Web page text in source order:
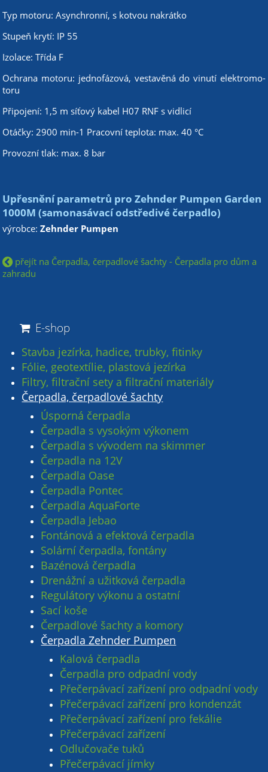
Typ motoru: Asynchronní, s kotvou nakrátko
Stupeň krytí: IP 55
Izolace: Třída F
Ochrana motoru: jednofázová, vestavěná do vinutí elektromo-
toru
Připojení: 1,5 m síťový kabel H07 RNF s vidlicí
Otáčky: 2900 min-1 Pracovní teplota: max. 40 °C
Provozní tlak: max. 8 bar
Upřesnění parametrů pro Zehnder Pumpen Garden
1000M (samonasávací odstředivé čerpadlo)
výrobce:Zehnder Pumpen
přejít na Čerpadla, čerpadlové šachty - Čerpadla pro dům a
zahradu
E-shop
Stavba jezírka, hadice, trubky, fitinky
Fólie, geotextílie, plastová jezírka
Filtry, filtrační sety a filtrační materiály
Čerpadla, čerpadlové šachty
Úsporná čerpadla
Čerpadla s vysokým výkonem
Čerpadla s vývodem na skimmer
Čerpadla na 12V
Čerpadla Oase
Čerpadla Pontec
Čerpadla AquaForte
Čerpadla Jebao
Fontánová a efektová čerpadla
Solární čerpadla, fontány
Bazénová čerpadla
Drenážní a užitková čerpadla
Regulátory výkonu a ostatní
Sací koše
Čerpadlové šachty a komory
Čerpadla Zehnder Pumpen
Kalová čerpadla
Čerpadla pro odpadní vody
Přečerpávací zařízení pro odpadní vody
Přečerpávací zařízení pro kondenzát
Přečerpávací zařízení pro fekálie
Přečerpávací zařízení
Odlučovače tuků
Přečerpávací jímky